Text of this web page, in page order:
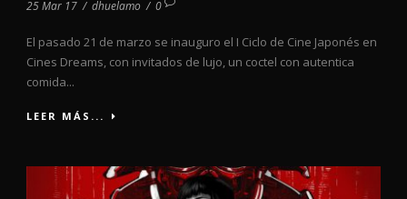
25 Mar 17 / dhuelamo / 0
El pasado 21 de marzo se inauguro el I Ciclo de Cine Japonés en
Cines Dreams, con invitados de lujo, un coctel con autentica
comida...
LEER MÁS...